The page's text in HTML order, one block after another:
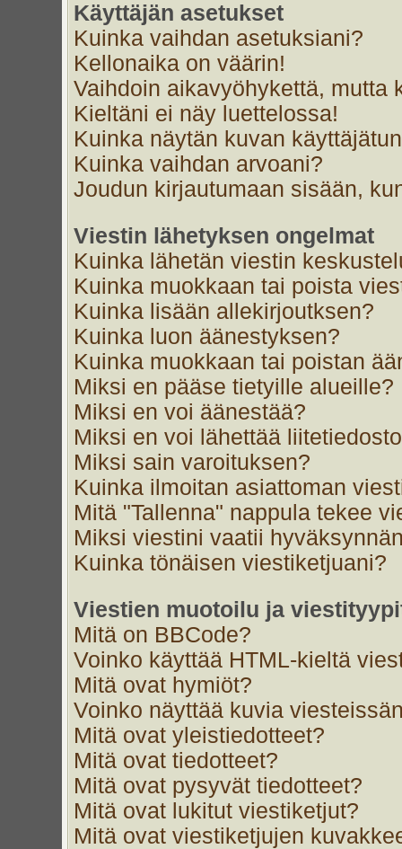
Käyttäjän asetukset
Kuinka vaihdan asetuksiani?
Kellonaika on väärin!
Vaihdoin aikavyöhykettä, mutta
Kieltäni ei näy luettelossa!
Kuinka näytän kuvan
Kuinka vaihdan arvoani?
Joudun kirjautumaan sisään,
Viestin lähetyksen ongelmat
Kuinka lähetän viestin
Kuinka muokkaan tai poista
Kuinka lisään allekirjoutksen?
Kuinka luon äänestyksen?
Kuinka muokkaan tai poistan
Miksi en pääse tietyille alueille?
Miksi en voi äänestää?
Miksi en voi lähettää
Miksi sain varoituksen?
Kuinka ilmoitan asiattoman
Mitä "Tallenna" nappula tekee
Miksi viestini vaatii
Kuinka tönäisen viestiketjuani?
Viestien muotoilu ja
Mitä on BBCode?
Voinko käyttää HTML-kieltä
Mitä ovat hymiöt?
Voinko näyttää kuvia
Mitä ovat yleistiedotteet?
Mitä ovat tiedotteet?
Mitä ovat pysyvät tiedotteet?
Mitä ovat lukitut viestiketjut?
Mitä ovat viestiketjujen